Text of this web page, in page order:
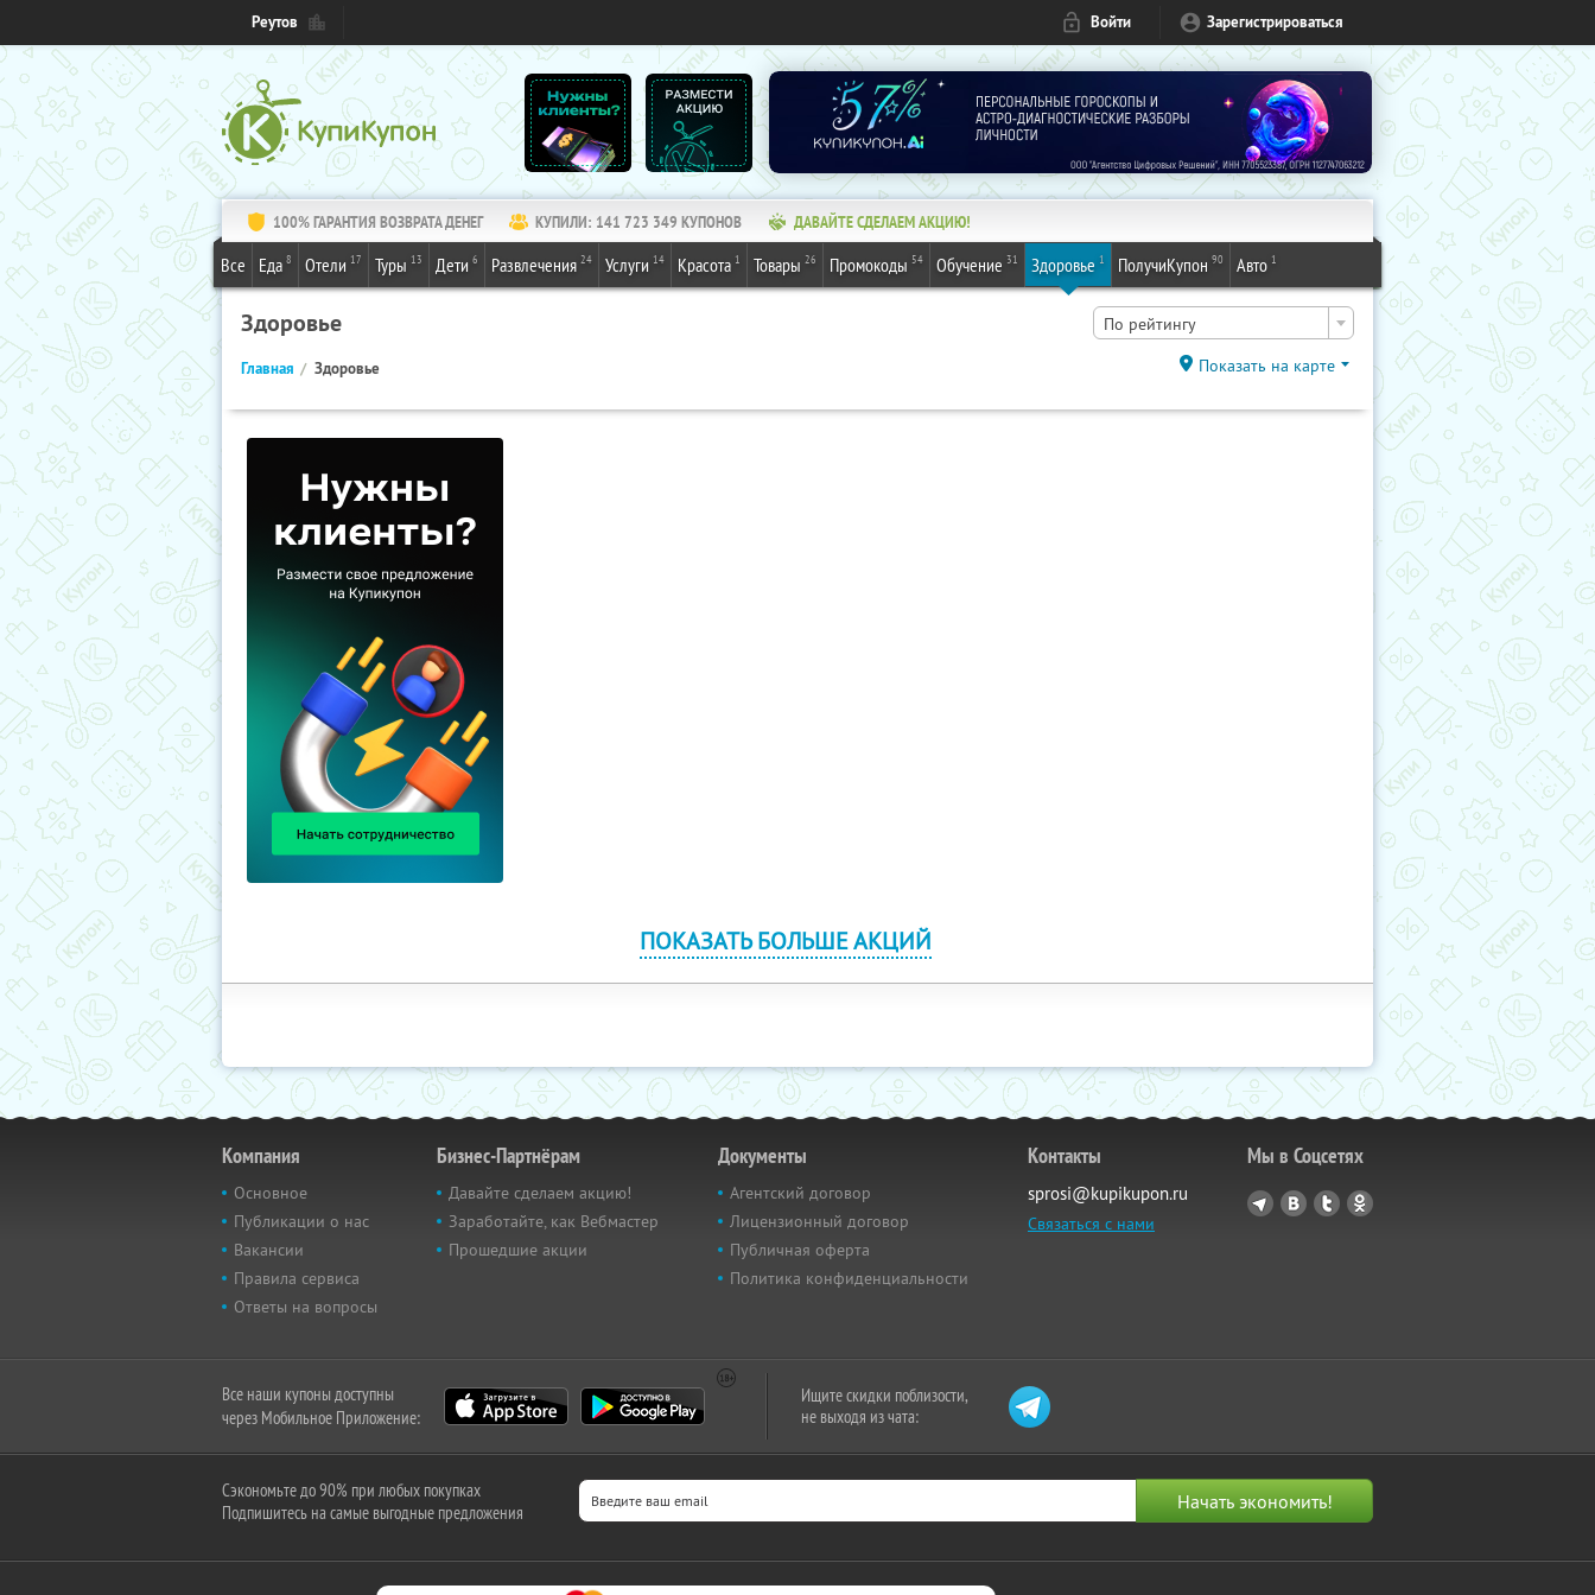
Реутов Войти Зарегистрироваться
100% ГАРАНТИЯ ВОЗВРАТА ДЕНЕГ КУПИЛИ: 141 723 349 КУПОНОВ ДАВАЙТЕ СДЕЛАЕМ АКЦИЮ!
Все Еда 8 Отели 17 Туры 13 Дети 6 Развлечения 24 Услуги 14 Красота 1 Товары 26 Промокоды 54 Обучение 31 Здоровье 1 ПолучиКупон 90 Авто 1
Здоровье По рейтингу
Главная Здоровье Показать на карте
ПОКАЗАТЬ БОЛЬШЕ АКЦИЙ
Компания
Основное
Публикации о нас
Вакансии
Правила сервиса
Ответы на вопросы
Бизнес-Партнёрам
Давайте сделаем акцию!
Заработайте, как Вебмастер
Прошедшие акции
Документы
Агентский договор
Лицензионный договор
Публичная оферта
Политика конфиденциальности
Контакты
sprosi@kupikupon.ru
Связаться с нами
Мы в Соцсетях
Все наши купоны доступны
через Мобильное Приложение:
Ищите скидки поблизости,
не выходя из чата:
Сэкономьте до 90% при любых покупках
Подпишитесь на самые выгодные предложения